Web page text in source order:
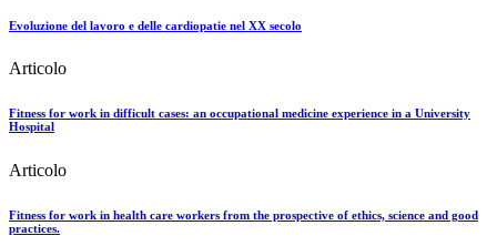
Evoluzione del lavoro e delle cardiopatie nel XX secolo
Articolo
Fitness for work in difficult cases: an occupational medicine experience in a University
Hospital
Articolo
Fitness for work in health care workers from the prospective of ethics, science and good
practices.